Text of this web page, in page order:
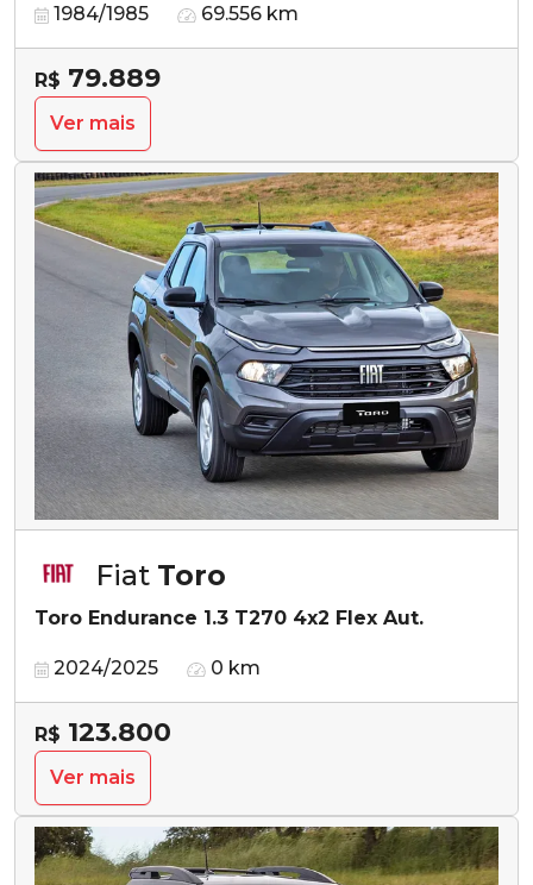
1984/1985 69.556 km
R$ 79.889
Ver mais
Fiat Toro
Toro Endurance 1.3 T270 4x2 Flex Aut.
2024/2025 0 km
R$ 123.800
Ver mais